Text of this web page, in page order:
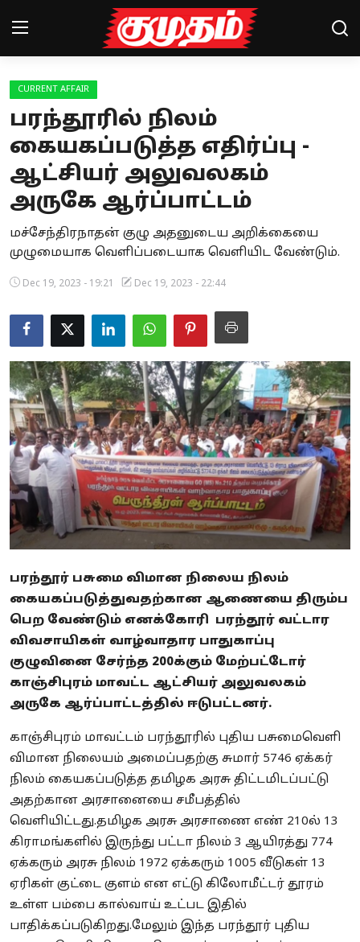
Home
Magazines
Games
Cinema
Videos
Health
Sports
Special Story
Business
Crime
Tamilnadu
National
World
Spirituality
Weather
Politics
CURRENT AFFAIR
பரந்தூரில் நிலம்
கையகப்படுத்த எதிர்ப்பு -
ஆட்சியர் அலுவலகம்
அருகே ஆர்ப்பாட்டம்
மச்சேந்திரநாதன் குழு அதனுடைய அறிக்கையை
முழுமையாக வெளிப்படையாக வெளியிட வேண்டும்.
Dec 19, 2023 - 19:21 Dec 19, 2023 - 22:44
பரந்தூர் பசுமை விமான நிலைய நிலம்
கையகப்படுத்துவதற்கான ஆணையை திரும்ப
பெற வேண்டும் எனக்கோரி பரந்தூர் வட்டார
விவசாயிகள் வாழ்வாதார பாதுகாப்பு
குழுவினை சேர்ந்த 200க்கும் மேற்பட்டோர்
காஞ்சிபுரம் மாவட்ட ஆட்சியர் அலுவலகம்
அருகே ஆர்ப்பாட்டத்தில் ஈடுபட்டனர்.
காஞ்சிபுரம் மாவட்டம் பரந்தூரில் புதிய பசுமைவெளி
விமான நிலையம் அமைப்பதற்கு சுமார் 5746 ஏக்கர்
நிலம் கையகப்படுத்த தமிழக அரசு திட்டமிடப்பட்டு
அதற்கான அரசானையை சமீபத்தில்
வெளியிட்டது.தமிழக அரசு அரசாணை எண் 210ல் 13
கிராமங்களில் இருந்து பட்டா நிலம் 3 ஆயிரத்து 774
ஏக்கரும் அரசு நிலம் 1972 ஏக்கரும் 1005 வீடுகள் 13
ஏரிகள் குட்டை குளம் என எட்டு கிலோமீட்டர் தூரம்
உள்ள பம்பை கால்வாய் உட்பட இதில்
பாதிக்கப்படுகிறது.மேலும் இந்த பரந்தூர் புதிய